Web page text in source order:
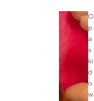
O
p
a
s
ki
d
o
w